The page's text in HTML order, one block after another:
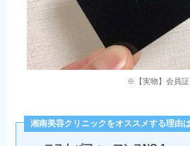
※【実物】会員証
湘南美容クリニックをオススメする理由